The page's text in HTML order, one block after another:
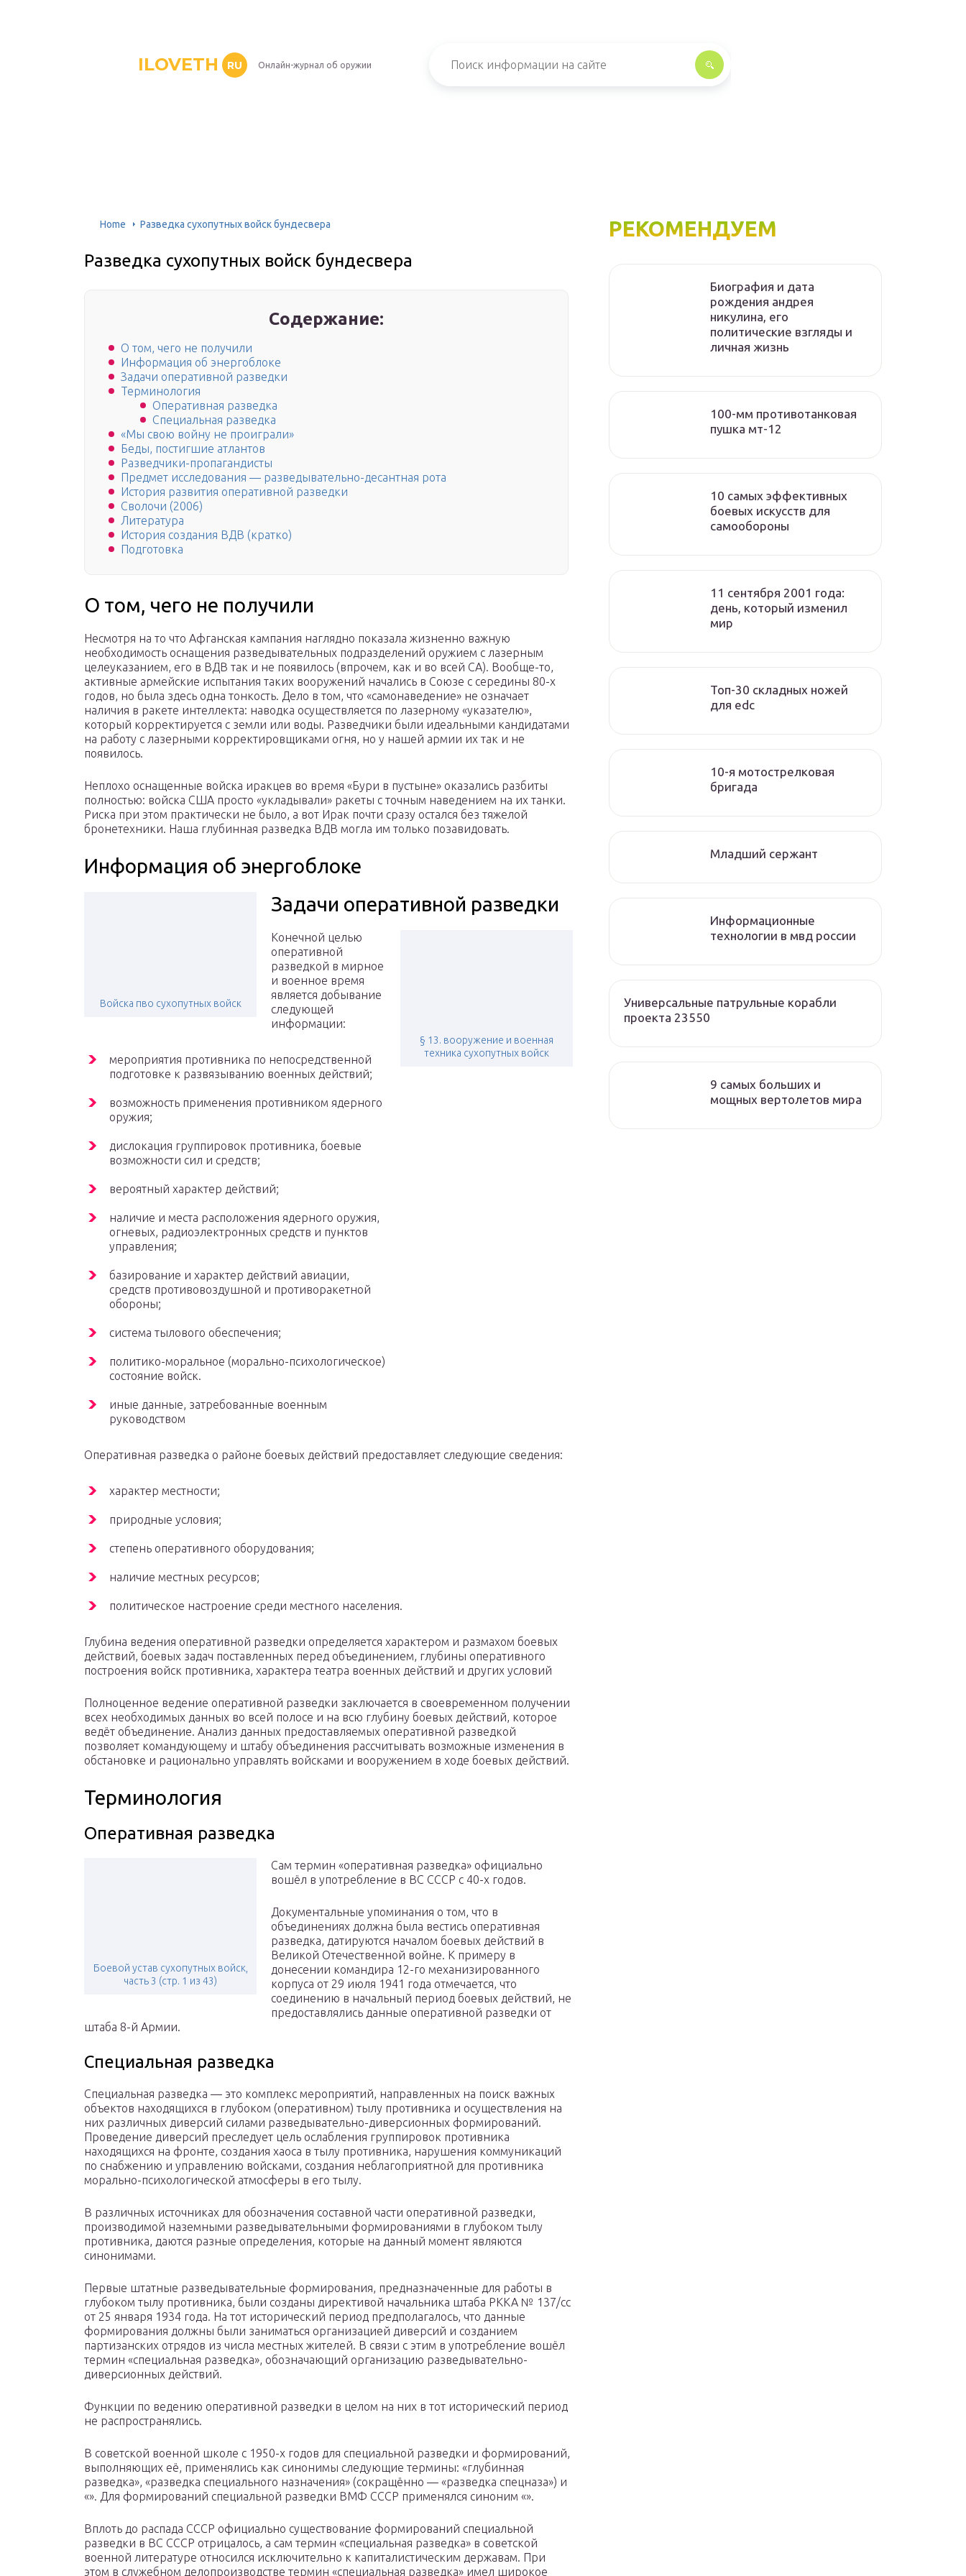
ILOVETH RU Онлайн-журнал об оружии
Home Разведка сухопутных войск бундесвера
Разведка сухопутных войск бундесвера
Содержание:
О том, чего не получили
Информация об энергоблоке
Задачи оперативной разведки
Терминология
Оперативная разведка
Специальная разведка
«Мы свою войну не проиграли»
Беды, постигшие атлантов
Разведчики-пропагандисты
Предмет исследования — разведывательно-десантная рота
История развития оперативной разведки
Сволочи (2006)
Литература
История создания ВДВ (кратко)
Подготовка
О том, чего не получили
Несмотря на то что Афганская кампания наглядно показала жизненно важную
необходимость оснащения разведывательных подразделений оружием с лазерным
целеуказанием, его в ВДВ так и не появилось (впрочем, как и во всей СА). Вообще-то,
активные армейские испытания таких вооружений начались в Союзе с середины 80-х
годов, но была здесь одна тонкость. Дело в том, что «самонаведение» не означает
наличия в ракете интеллекта: наводка осуществляется по лазерному «указателю»,
который корректируется с земли или воды. Разведчики были идеальными кандидатами
на работу с лазерными корректировщиками огня, но у нашей армии их так и не
появилось.
Неплохо оснащенные войска иракцев во время «Бури в пустыне» оказались разбиты
полностью: войска США просто «укладывали» ракеты с точным наведением на их танки.
Риска при этом практически не было, а вот Ирак почти сразу остался без тяжелой
бронетехники. Наша глубинная разведка ВДВ могла им только позавидовать.
Информация об энергоблоке
Войска пво сухопутных войск
Задачи оперативной разведки
§ 13. вооружение и военная
техника сухопутных войск
Конечной целью
оперативной
разведкой в мирное
и военное время
является добывание
следующей
информации:
мероприятия противника по непосредственной
подготовке к развязыванию военных действий;
возможность применения противником ядерного
оружия;
дислокация группировок противника, боевые
возможности сил и средств;
вероятный характер действий;
наличие и места расположения ядерного оружия,
огневых, радиоэлектронных средств и пунктов
управления;
базирование и характер действий авиации,
средств противовоздушной и противоракетной
обороны;
система тылового обеспечения;
политико-моральное (морально-психологическое)
состояние войск.
иные данные, затребованные военным
руководством
Оперативная разведка о районе боевых действий предоставляет следующие сведения:
характер местности;
природные условия;
степень оперативного оборудования;
наличие местных ресурсов;
политическое настроение среди местного населения.
Глубина ведения оперативной разведки определяется характером и размахом боевых
действий, боевых задач поставленных перед объединением, глубины оперативного
построения войск противника, характера театра военных действий и других условий
Полноценное ведение оперативной разведки заключается в своевременном получении
всех необходимых данных во всей полосе и на всю глубину боевых действий, которое
ведёт объединение. Анализ данных предоставляемых оперативной разведкой
позволяет командующему и штабу объединения рассчитывать возможные изменения в
обстановке и рационально управлять войсками и вооружением в ходе боевых действий.
Терминология
Оперативная разведка
Боевой устав сухопутных войск,
часть 3 (стр. 1 из 43)
Сам термин «оперативная разведка» официально
вошёл в употребление в ВС СССР с 40-х годов.
Документальные упоминания о том, что в
объединениях должна была вестись оперативная
разведка, датируются началом боевых действий в
Великой Отечественной войне. К примеру в
донесении командира 12-го механизированного
корпуса от 29 июля 1941 года отмечается, что
соединению в начальный период боевых действий, не
предоставлялись данные оперативной разведки от
штаба 8-й Армии.
Специальная разведка
Специальная разведка — это комплекс мероприятий, направленных на поиск важных
объектов находящихся в глубоком (оперативном) тылу противника и осуществления на
них различных диверсий силами разведывательно-диверсионных формирований.
Проведение диверсий преследует цель ослабления группировок противника
находящихся на фронте, создания хаоса в тылу противника, нарушения коммуникаций
по снабжению и управлению войсками, создания неблагоприятной для противника
морально-психологической атмосферы в его тылу.
В различных источниках для обозначения составной части оперативной разведки,
производимой наземными разведывательными формированиями в глубоком тылу
противника, даются разные определения, которые на данный момент являются
синонимами.
Первые штатные разведывательные формирования, предназначенные для работы в
глубоком тылу противника, были созданы директивой начальника штаба РККА № 137/сс
от 25 января 1934 года. На тот исторический период предполагалось, что данные
формирования должны были заниматься организацией диверсий и созданием
партизанских отрядов из числа местных жителей. В связи с этим в употребление вошёл
термин «специальная разведка», обозначающий организацию разведывательно-
диверсионных действий.
Функции по ведению оперативной разведки в целом на них в тот исторический период
не распространялись.
В советской военной школе с 1950-х годов для специальной разведки и формирований,
выполняющих её, применялись как синонимы следующие термины: «глубинная
разведка», «разведка специального назначения» (сокращённо — «разведка спецназа») и
«». Для формирований специальной разведки ВМФ СССР применялся синоним «».
Вплоть до распада СССР официально существование формирований специальной
разведки в ВС СССР отрицалось, а сам термин «специальная разведка» в советской
военной литературе относился исключительно к капиталистическим державам. При
этом в служебном делопроизводстве термин «специальная разведка» имел широкое
РЕКОМЕНДУЕМ
Биография и дата
рождения андрея
никулина, его
политические взгляды и
личная жизнь
100-мм противотанковая
пушка мт-12
10 самых эффективных
боевых искусств для
самообороны
11 сентября 2001 года:
день, который изменил
мир
Топ-30 складных ножей
для edc
10-я мотострелковая
бригада
Младший сержант
Информационные
технологии в мвд россии
Универсальные патрульные корабли
проекта 23550
9 самых больших и
мощных вертолетов мира